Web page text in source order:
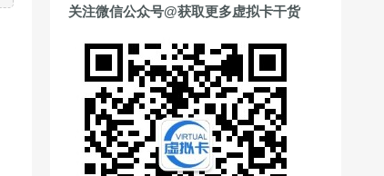
关注微信公众号@获取更多虚拟卡干货